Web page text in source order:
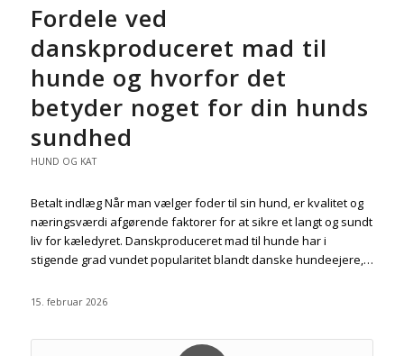
Fordele ved
danskproduceret mad til
hunde og hvorfor det
betyder noget for din hunds
sundhed
HUND OG KAT
Betalt indlæg Når man vælger foder til sin hund, er kvalitet og
næringsværdi afgørende faktorer for at sikre et langt og sundt
liv for kæledyret. Danskproduceret mad til hunde har i
stigende grad vundet popularitet blandt danske hundeejere,…
15. februar 2026